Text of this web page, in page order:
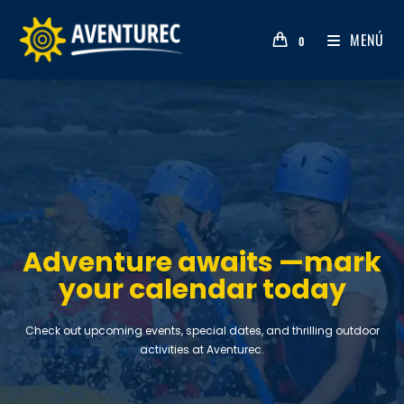
0 MENÚ
Adventure awaits —mark
your calendar today
Check out upcoming events, special dates, and thrilling outdoor
activities at Aventurec.